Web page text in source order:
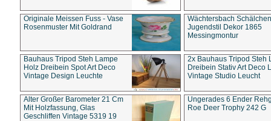
Originale Meissen Fuss - Vase
Rosenmuster Mit Goldrand
Wächtersbach Schälchen
Jugendstil Dekor 1865
Messingmontur
Bauhaus Tripod Steh Lampe
Holz Dreibein Spot Art Deco
Vintage Design Leuchte
2x Bauhaus Tripod Steh
Dreibein Stativ Art Deco
Vintage Studio Leucht
Alter Großer Barometer 21 Cm
Mit Holzfassung, Glas
Geschliffen Vintage 5319 19
Ungerades 6 Ender
Roe Deer Trophy 242 G